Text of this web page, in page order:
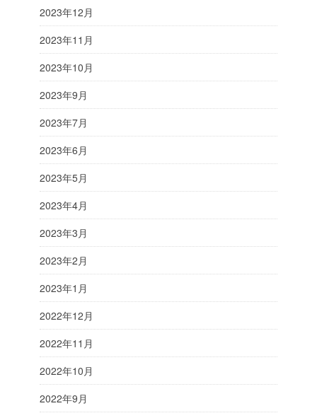
2023年12月
2023年11月
2023年10月
2023年9月
2023年7月
2023年6月
2023年5月
2023年4月
2023年3月
2023年2月
2023年1月
2022年12月
2022年11月
2022年10月
2022年9月